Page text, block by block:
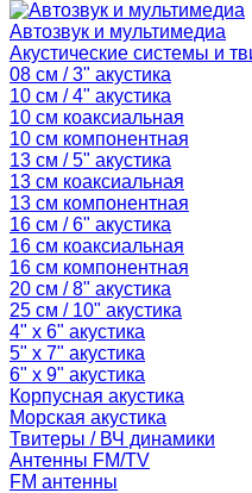
Автозвук и мультимедиа
Акустические системы и
08 см / 3" акустика
10 см / 4" акустика
10 см коаксиальная
10 см компонентная
13 см / 5" акустика
13 см коаксиальная
13 см компонентная
16 см / 6" акустика
16 см коаксиальная
16 см компонентная
20 см / 8" акустика
25 см / 10" акустика
4" x 6" акустика
5" x 7" акустика
6" x 9" акустика
Корпусная акустика
Морская акустика
Твитеры / ВЧ динамики
Антенны FM/TV
FM антенны